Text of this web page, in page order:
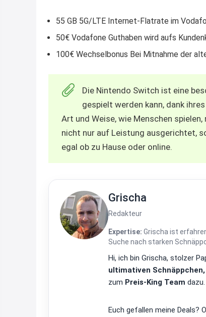
55 GB 5G/LTE Internet-Flatrate im
50€ Vodafone Guthaben wird aufs
100€ Wechselbonus Bei Mitnahme der
Die Nintendo Switch ist eine
gespielt werden kann, dank
Art und Weise, wie Menschen
nicht nur auf Leistung ausgerichtet,
egal ob zu Hause oder online.
Grischa
Redakteur
Expertise: Grischa ist
Suche nach starken
Hi, ich bin Grischa, stolzer
ultimativen Schnäppchen,
zum Preis-King Team dazu.
Euch gefallen meine Deals?